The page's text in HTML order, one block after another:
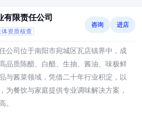
有限责任公司
资质核查
咨询 进店
公司位于南阳市宛城区瓦店镇界中，成
品质陈醋、白醋、生抽、酱油、味极鲜
与酱菜领域，凭借二十年行业积淀，以
为餐饮与家庭提供专业调味解决方案，
。